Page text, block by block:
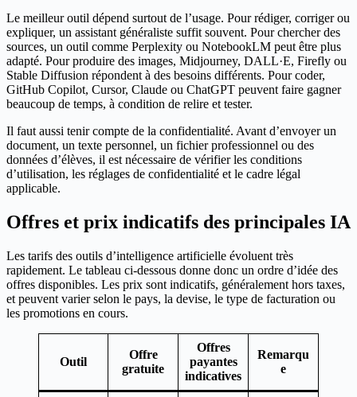
Le meilleur outil dépend surtout de l’usage. Pour rédiger, corriger ou
expliquer, un assistant généraliste suffit souvent. Pour chercher des
sources, un outil comme Perplexity ou NotebookLM peut être plus
adapté. Pour produire des images, Midjourney, DALL·E, Firefly ou
Stable Diffusion répondent à des besoins différents. Pour coder,
GitHub Copilot, Cursor, Claude ou ChatGPT peuvent faire gagner
beaucoup de temps, à condition de relire et tester.
Il faut aussi tenir compte de la confidentialité. Avant d’envoyer un
document, un texte personnel, un fichier professionnel ou des
données d’élèves, il est nécessaire de vérifier les conditions
d’utilisation, les réglages de confidentialité et le cadre légal
applicable.
Offres et prix indicatifs des principales IA
Les tarifs des outils d’intelligence artificielle évoluent très
rapidement. Le tableau ci-dessous donne donc un ordre d’idée des
offres disponibles. Les prix sont indicatifs, généralement hors taxes,
et peuvent varier selon le pays, la devise, le type de facturation ou
les promotions en cours.
Outil
Offre
gratuite
Offres
payantes
indicatives
Remarqu
e